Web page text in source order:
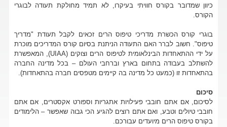
כיוון שמדובר בקורס חוויתי בעיקרו, לא תמיד מחולקת תעודה לבוגרי
הקורס.
בוגרי קורס הכשרת מדריכי טיפוס הרים זכאים לקבל תעודת "מדריך
טיפוס". חשוב לברר האם התעודה הניתנת בסיום קורס המדריכים מוכרת
על ידי ההתאחדות הבינלאומית לטיפוס הרים וצוקים (UIAA), המאפשרת
להשתלב בעבודה בתחום בארץ וברחבי העולם – בכל מדינה החברה
בהתאחדות זו (כמעט כל מדינה בה קיימים מטפסים חברה בהתאחדות).
סיכום
לסיכום, אם אתם חובבי פעילויות אתגריות וספורט אקסטרים, אם אתם
חובבי טיולים וטבע, ואם אתם רוצים להגיע הכי גבוה שאפשר – הלימודים
בקורס טיפוס הרים מיועדים עבורכם.